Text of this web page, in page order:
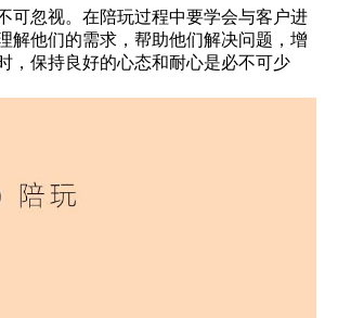
可忽视。在陪玩过程中要学会与客户进
解他们的需求，帮助他们解决问题，增
，保持良好的心态和耐心是必不可少